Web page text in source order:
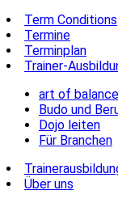
Term Conditions
Termine
Terminplan
Trainer-
art of
Budo und
Dojo leiten
Für Branchen
Über uns